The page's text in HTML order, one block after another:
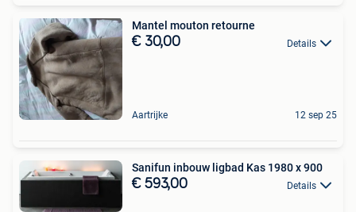
Mantel mouton retourne
€ 30,00 Details
Aartrijke 12 sep 25
Sanifun inbouw ligbad Kas 1980 x 900
€ 593,00 Details